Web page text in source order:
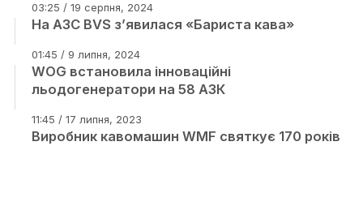
03:25 / 19 серпня, 2024
На АЗС BVS з’явилася «Бариста кава»
01:45 / 9 липня, 2024
WOG встановила інноваційні
льодогенератори на 58 АЗК
11:45 / 17 липня, 2023
Виробник кавомашин WMF святкує 170 років